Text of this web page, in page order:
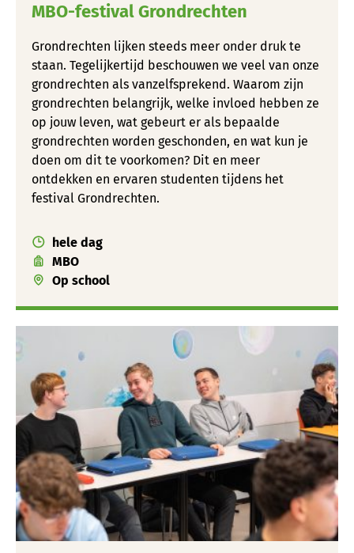
MBO-festival Grondrechten
Grondrechten lijken steeds meer onder druk te
staan. Tegelijkertijd beschouwen we veel van onze
grondrechten als vanzelfsprekend. Waarom zijn
grondrechten belangrijk, welke invloed hebben ze
op jouw leven, wat gebeurt er als bepaalde
grondrechten worden geschonden, en wat kun je
doen om dit te voorkomen? Dit en meer
ontdekken en ervaren studenten tijdens het
festival Grondrechten.
hele dag
MBO
Op school